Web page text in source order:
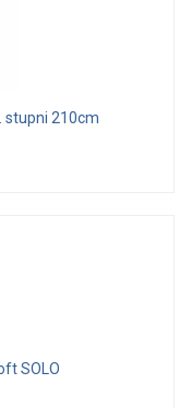
stupni 210cm
SOLO